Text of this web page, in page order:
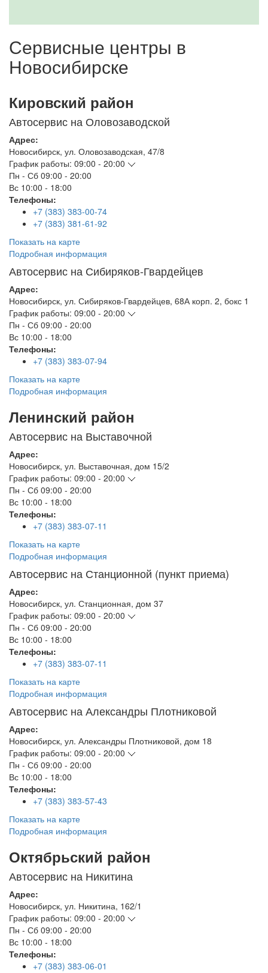
Сервисные центры в
Новосибирске
Кировский район
Автосервис на Оловозаводской
Адрес:
Новосибирск, ул. Оловозаводская, 47/8
График работы: 09:00 - 20:00
Пн - Сб 09:00 - 20:00
Вс 10:00 - 18:00
Телефоны:
+7 (383) 383-00-74
+7 (383) 381-61-92
Показать на карте
Подробная информация
Автосервис на Сибиряков-Гвардейцев
Адрес:
Новосибирск, ул. Сибиряков-Гвардейцев, 68А корп. 2, бокс 1
График работы: 09:00 - 20:00
Пн - Сб 09:00 - 20:00
Вс 10:00 - 18:00
Телефоны:
+7 (383) 383-07-94
Показать на карте
Подробная информация
Ленинский район
Автосервис на Выставочной
Адрес:
Новосибирск, ул. Выставочная, дом 15/2
График работы: 09:00 - 20:00
Пн - Сб 09:00 - 20:00
Вс 10:00 - 18:00
Телефоны:
+7 (383) 383-07-11
Показать на карте
Подробная информация
Автосервис на Станционной (пункт приема)
Адрес:
Новосибирск, ул. Станционная, дом 37
График работы: 09:00 - 20:00
Пн - Сб 09:00 - 20:00
Вс 10:00 - 18:00
Телефоны:
+7 (383) 383-07-11
Показать на карте
Подробная информация
Автосервис на Александры Плотниковой
Адрес:
Новосибирск, ул. Александры Плотниковой, дом 18
График работы: 09:00 - 20:00
Пн - Сб 09:00 - 20:00
Вс 10:00 - 18:00
Телефоны:
+7 (383) 383-57-43
Показать на карте
Подробная информация
Октябрьский район
Автосервис на Никитина
Адрес:
Новосибирск, ул. Никитина, 162/1
График работы: 09:00 - 20:00
Пн - Сб 09:00 - 20:00
Вс 10:00 - 18:00
Телефоны:
+7 (383) 383-06-01